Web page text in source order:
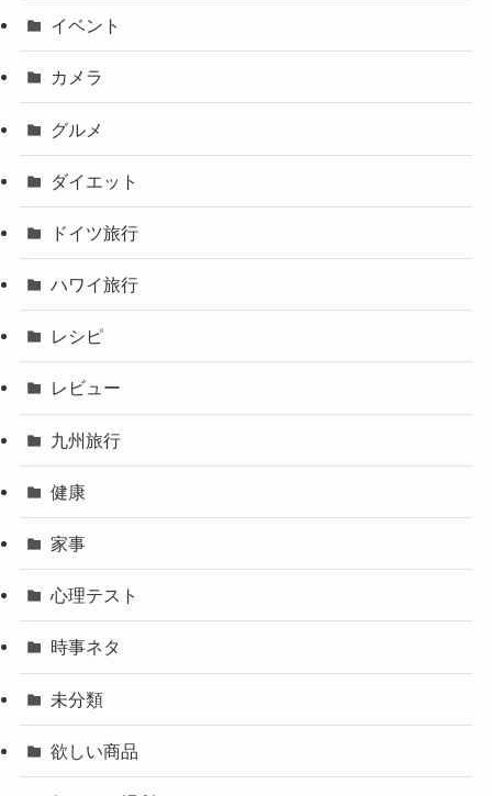
イベント
カメラ
グルメ
ダイエット
ドイツ旅行
ハワイ旅行
レシピ
レビュー
九州旅行
健康
家事
心理テスト
時事ネタ
未分類
欲しい商品